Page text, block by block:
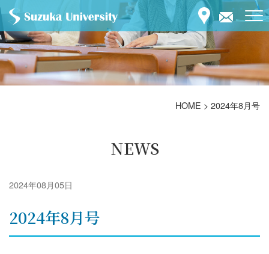
HOME > 2024年8月号
NEWS
2024年08月05日
2024年8月号